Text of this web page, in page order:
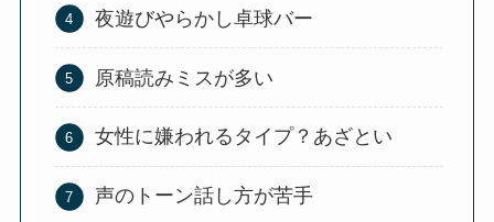
夜遊びやらかし卓球バー
原稿読みミスが多い
女性に嫌われるタイプ？あざとい
声のトーン話し方が苦手